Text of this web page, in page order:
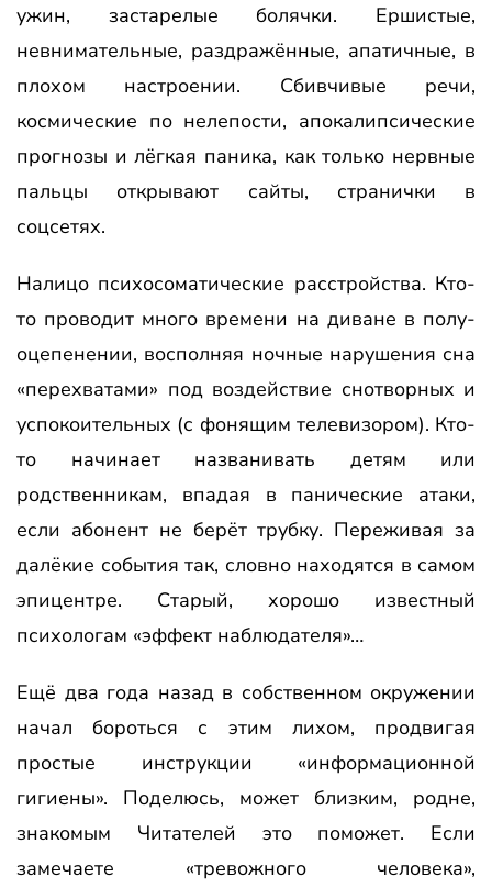
ужин, застарелые болячки. Ершистые,
невнимательные, раздражённые, апатичные, в
плохом настроении. Сбивчивые речи,
космические по нелепости, апокалипсические
прогнозы и лёгкая паника, как только нервные
пальцы открывают сайты, странички в
соцсетях.
Налицо психосоматические расстройства. Кто-
то проводит много времени на диване в полу-
оцепенении, восполняя ночные нарушения сна
«перехватами» под воздействие снотворных и
успокоительных (с фонящим телевизором). Кто-
то начинает названивать детям или
родственникам, впадая в панические атаки,
если абонент не берёт трубку. Переживая за
далёкие события так, словно находятся в самом
эпицентре. Старый, хорошо известный
психологам «эффект наблюдателя»…
Ещё два года назад в собственном окружении
начал бороться с этим лихом, продвигая
простые инструкции «информационной
гигиены». Поделюсь, может близким, родне,
знакомым Читателей это поможет. Если
замечаете «тревожного человека»,